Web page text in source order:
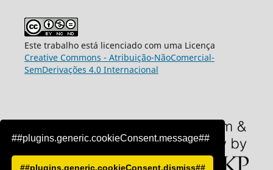
##plugins.generic.cookieConsent.message##
##plugins.generic.cookieConsent.dismiss##
Este trabalho está licenciado com uma Licença
Creative Commons - Atribuição-NãoComercial-
SemDerivações 4.0 Internacional